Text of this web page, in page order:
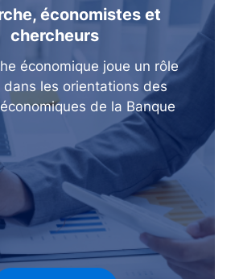
économistes et
chercheurs
économique joue un rôle
dans les orientations des
de la Banque